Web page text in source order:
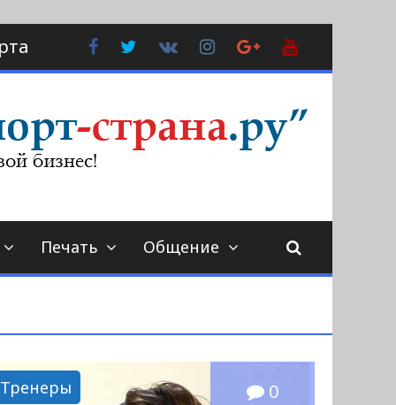
FacebookTwitter
Контакте
Instagram
Google
Plus
Печать Общение
Тренеры 0